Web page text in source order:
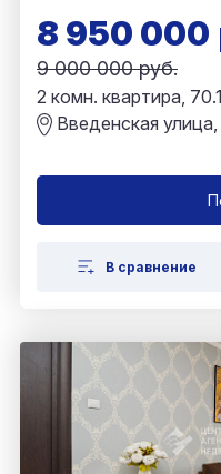
8 950 000
9 000 000 руб.
2 комн. квартира,
Введенская улица,
В сравнение